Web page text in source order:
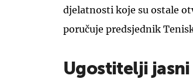
djelatnosti koje su ostale
poručuje predsjednik
Ugostitelji